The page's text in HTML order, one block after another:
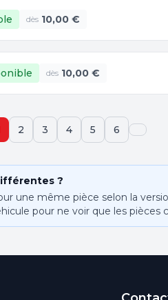
dès 10,00 €
dès 10,00 €
2 3 4 5 6
?
une même pièce selon la
pour ne voir que les pièces